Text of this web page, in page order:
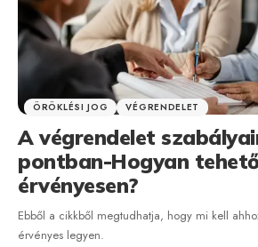
ÖRÖKLÉSI JOG VÉGRENDELET
A végrendelet
pontban-Hogyan
érvényesen?
Ebből a cikkből megtudhatja, hogy mi kell
érvényes legyen.